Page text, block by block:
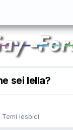
sei lella?
Temi lesbici